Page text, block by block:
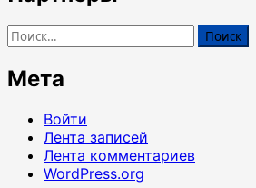
Найти:
Мета
Войти
Лента записей
Лента комментариев
WordPress.org